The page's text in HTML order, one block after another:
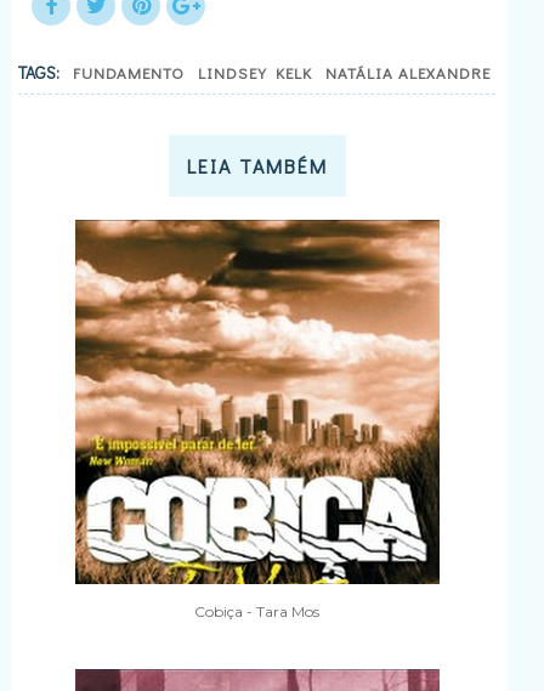
TAGS: FUNDAMENTO LINDSEY KELK NATÁLIA ALEXANDRE
LEIA TAMBÉM
Cobiça - Tara Mos